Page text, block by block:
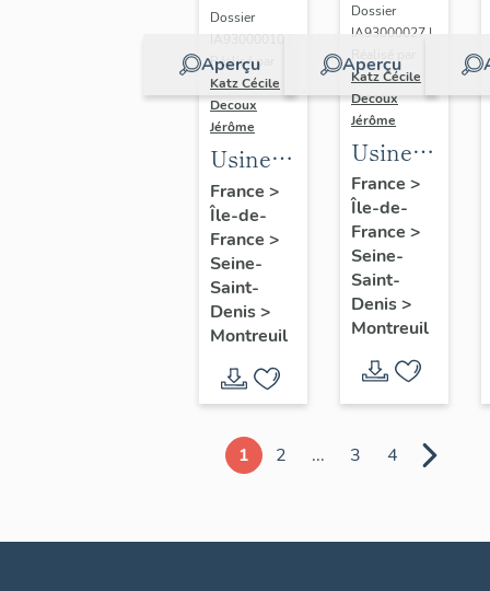
Aperçu
Dossier
IA93000010 |
Réalisé par
Katz Cécile
Decoux
Jérôme
Usine
de
peausserie
Jumel
aîné,
puis
usine
de
céramique
E.
Robert
France >
Île-de-
France >
Seine-
Saint-
Denis>
Montreuil
Aperçu
Dossier
IA93000027 |
Katz Cécile
Decoux
Jérôme
Usine
de
chaussures
Debard,
actuellement
logement
France >
Île-de-
France >
Seine-
Saint-
Denis>
Montreuil
1 2 ... 3 4